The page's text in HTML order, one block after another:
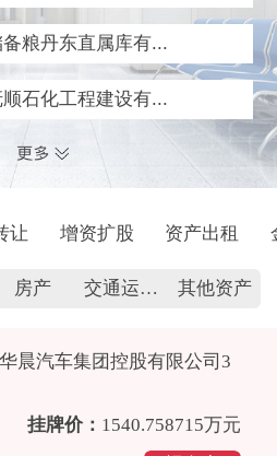
粮丹东直属库有...
石化工程建设有...